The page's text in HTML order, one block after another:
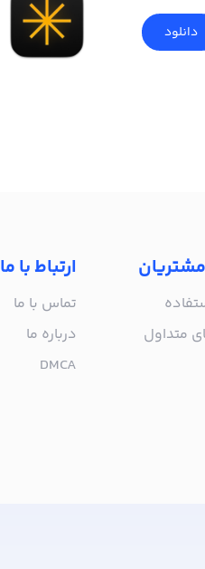
دانلود
متداول
ارتباط با ما
تماس با ما
درباره‌ ما
DMCA